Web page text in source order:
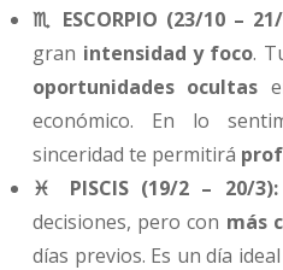
♏ ESCORPIO (23/10 –
gran intensidad y foco.
oportunidades ocultas
económico. En lo
sinceridad te permitirá
♓ PISCIS (19/2 – 20/3):
decisiones, pero con más
días previos. Es un día